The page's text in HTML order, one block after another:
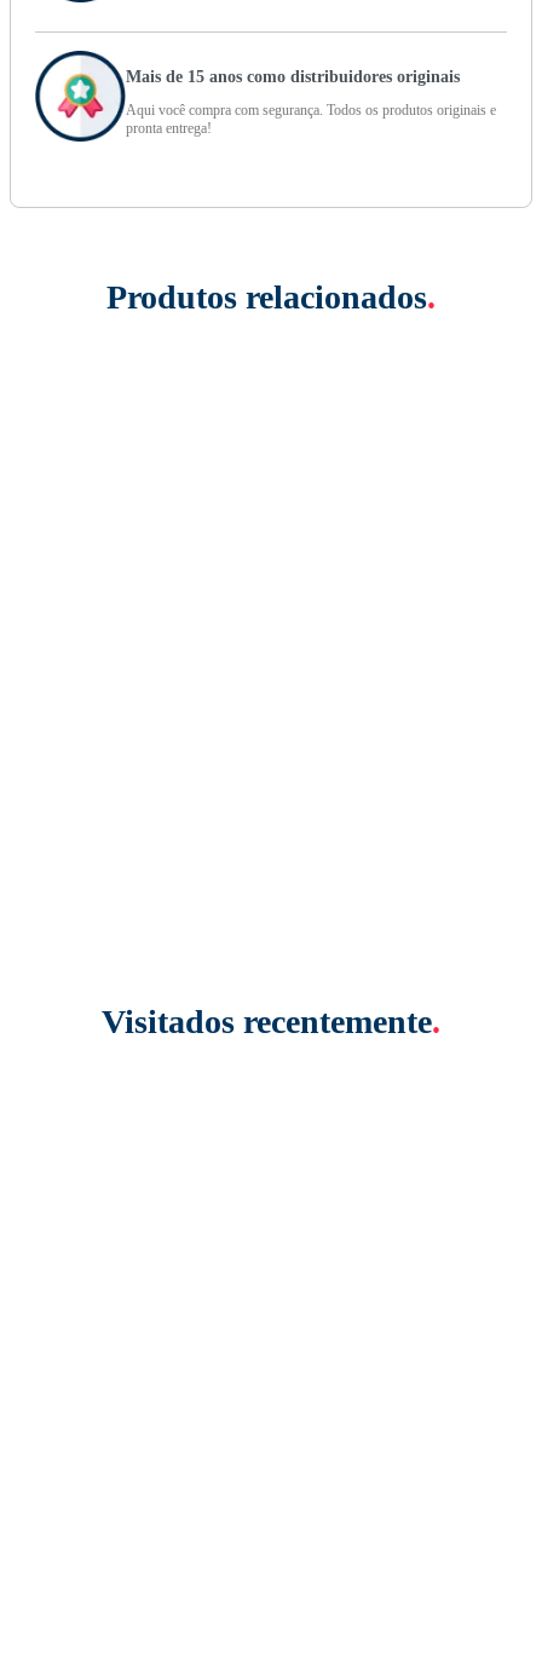
Mais de 15 anos como distribuidores originais
Aqui você compra com segurança. Todos os produtos originais e
pronta entrega!
Produtos relacionados.
Visitados recentemente.